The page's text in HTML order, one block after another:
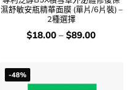
濕舒敏安瓶精華面膜 (單片/6片裝) –
2種選擇
價
錢：
$18.00 – $89.00
-48%